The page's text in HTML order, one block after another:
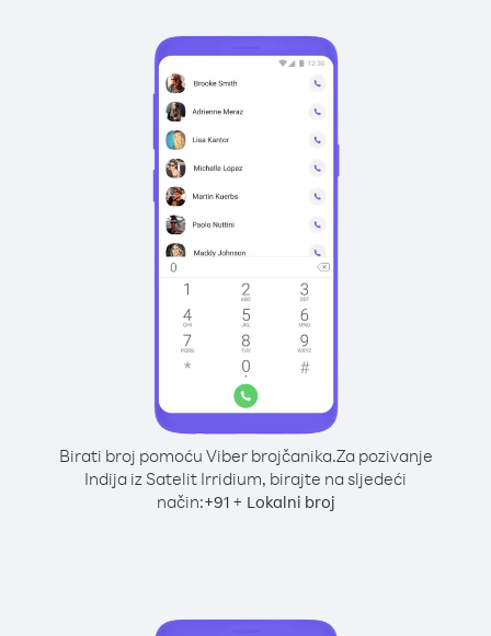
Birati broj pomoću Viber brojčanika.Za pozivanje
Indija iz Satelit Irridium, birajte na sljedeći
način:+91+ Lokalni broj